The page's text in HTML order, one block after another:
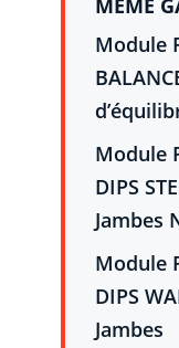
Module
Module
DIPS
Jambes
Module
DIPS
Jambes